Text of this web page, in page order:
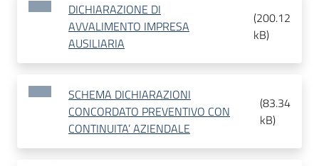
DICHIARAZIONE DI
AVVALIMENTO IMPRESA
AUSILIARIA
(200.12
kB)
SCHEMA DICHIARAZIONI
CONCORDATO PREVENTIVO CON
CONTINUITA’ AZIENDALE
(83.34
kB)